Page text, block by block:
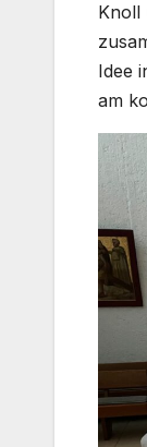
Knoll
Idee
am